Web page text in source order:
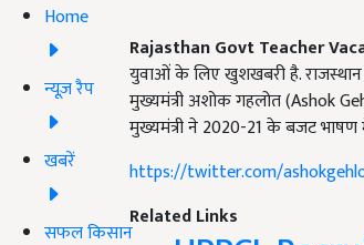
Home
न्यूज़ रैप
खबरें
सफल किसान
Rajasthan Govt Teacher
युवाओं के लिए खुशखबरी है. राजस्थान
मुख्यमंत्री अशोक गहलोत (Ashok
मुख्यमंत्री ने 2020-21 के बजट भाषण
https://twitter.com/
Related Links